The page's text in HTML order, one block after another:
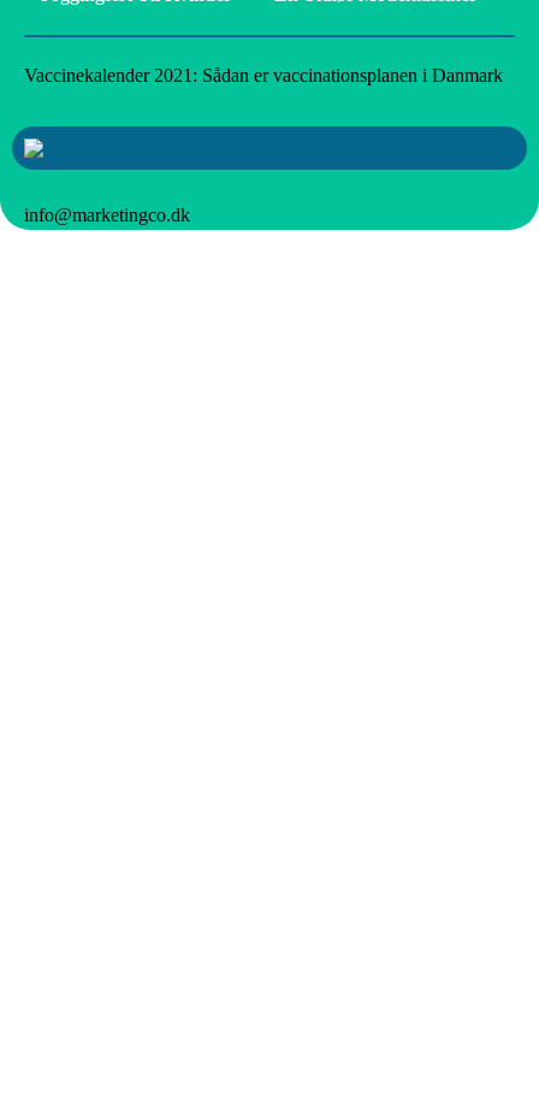
Vaccinekalender 2021: Sådan er vaccinationsplanen i Danmark
info@marketingco.dk